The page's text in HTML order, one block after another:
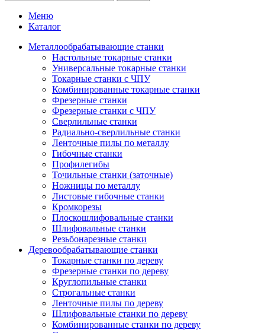
Меню
Каталог
Металлообрабатывающие станки
Настольные токарные станки
Универсальные токарные станки
Токарные станки с ЧПУ
Комбинированные токарные станки
Фрезерные станки
Фрезерные станки с ЧПУ
Сверлильные станки
Радиально-сверлильные станки
Ленточные пилы по металлу
Гибочные станки
Профилегибы
Точильные станки (заточные)
Ножницы по металлу
Листовые гибочные станки
Кромкорезы
Плоскошлифовальные станки
Шлифовальные станки
Резьбонарезные станки
Деревообрабатывающие станки
Токарные станки по дереву
Фрезерные станки по дереву
Круглопильные станки
Строгальные станки
Ленточные пилы по дереву
Шлифовальные станки по дереву
Комбинированные станки по дереву